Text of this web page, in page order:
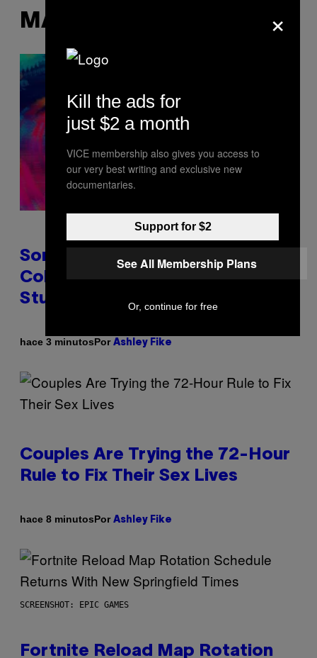
MÁS DE LO MISMO
Some People Literally See
Colors When They Orgasm,
Study Finds
hace 3 minutosPor Ashley Fike
Couples Are Trying the 72-Hour
Rule to Fix Their Sex Lives
hace 8 minutosPor Ashley Fike
SCREENSHOT: EPIC GAMES
Fortnite Reload Map Rotation
×
Kill the ads for
just $2 a month
VICE membership also gives you access to
our very best writing and exclusive new
documentaries.
Support for $2
See All Membership Plans
Or, continue for free